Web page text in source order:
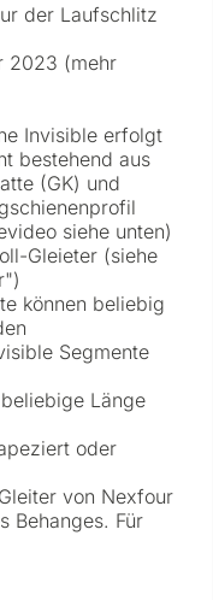
der Laufschlitz
2023 (mehr
Invisible erfolgt
bestehend aus
(GK) und
siehe unten)
Gleieter (siehe
können beliebig
Segmente
Länge
oder
von Nexfour
Behanges. Für